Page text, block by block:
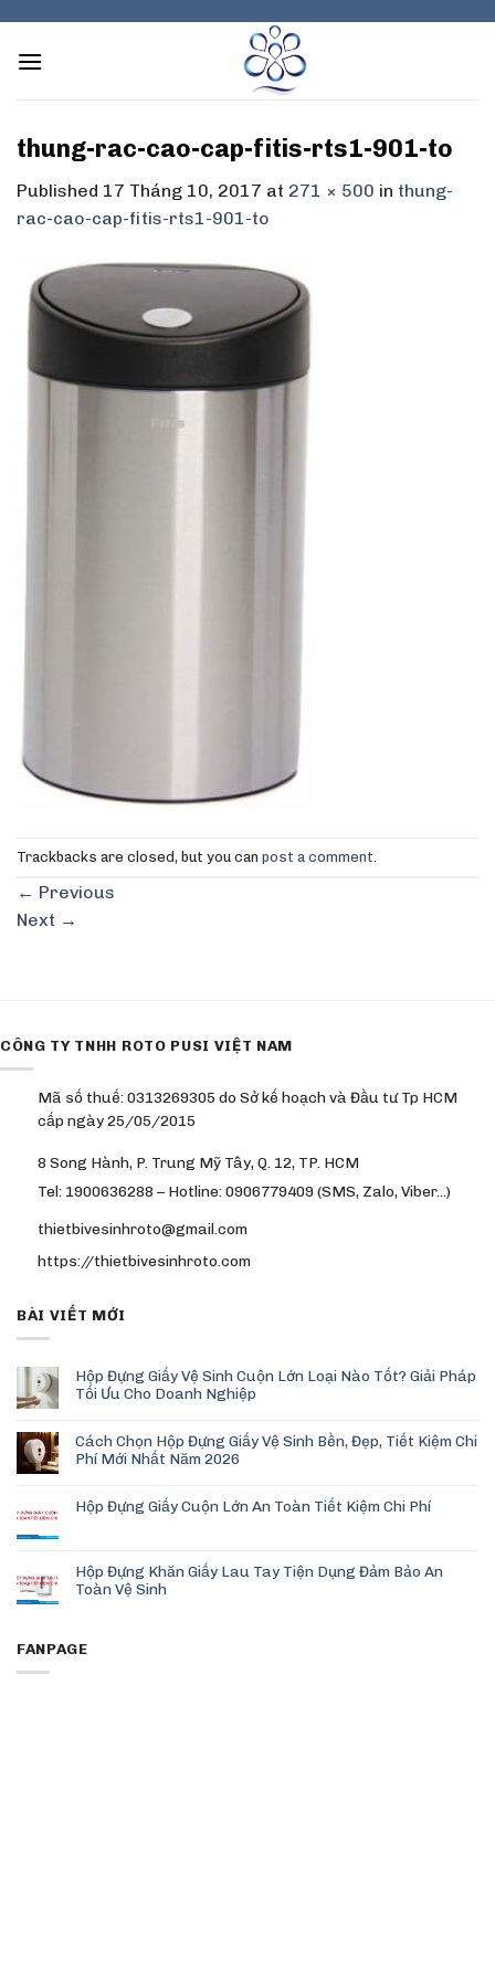
content
thung-rac-cao-cap-fitis-rts1-901-to
Published 17 Tháng 10, 2017 at 271 × 500 in thung-
rac-cao-cap-fitis-rts1-901-to
Trackbacks are closed, but you can post a comment
← Previous
Next →
CÔNG TY TNHH ROTO PUSI VIỆT NAM
Mã số thuế: 0313269305 do Sở kế hoạch và Đầu tư Tp HCM
cấp ngày 25/05/2015
8 Song Hành, P. Trung Mỹ Tây, Q. 12, TP. HCM
Tel: 1900636288 – Hotline: 0906779409 (SMS, Zalo, Viber…)
thietbivesinhroto@gmail.com
https://thietbivesinhroto.com
BÀI VIẾT MỚI
Hộp Đựng Giấy Vệ Sinh Cuộn Lớn Loại Nào Tốt? Giải Pháp
Tối Ưu Cho Doanh Nghiệp
Cách Chọn Hộp Đựng Giấy Vệ Sinh Bền, Đẹp, Tiết Kiệm Chi
Phí Mới Nhất Năm 2026
Hộp Đựng Giấy Cuộn Lớn An Toàn Tiết Kiệm Chi Phí
Hộp Đựng Khăn Giấy Lau Tay Tiện Dụng Đảm Bảo An
Toàn Vệ Sinh
FANPAGE